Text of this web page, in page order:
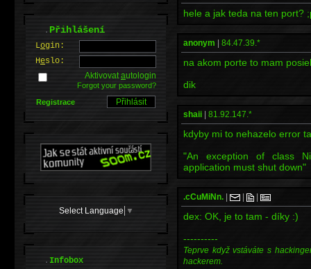
hele a jak teda na ten port?
anonym 84.47.39.*
na akom porte to mam
dik
shaii 81.92.147.*
kdyby mi to nehazelo error
"An exception of class
application must shut down"
.cCuMiNn.
dex: OK, je to tam - díky :)
----------
Teprve když vstáváte s
hackerem.
.Přihlášení
Login:
Heslo:
Aktivovatautologin
Forgot your password?
Registrace
Select Language ▼
.Infobox